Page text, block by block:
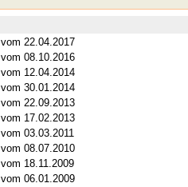
vom 22.04.2017
vom 08.10.2016
vom 12.04.2014
vom 30.01.2014
vom 22.09.2013
vom 17.02.2013
vom 03.03.2011
vom 08.07.2010
vom 18.11.2009
vom 06.01.2009